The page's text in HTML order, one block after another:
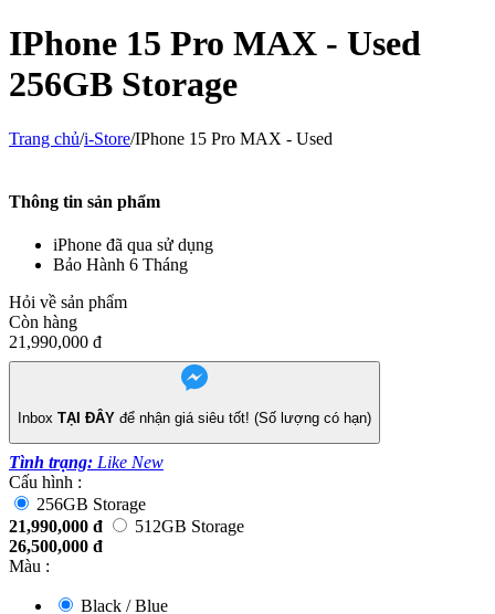
IPhone 15 Pro MAX - Used
256GB Storage
Trang chủ/i-Store/IPhone 15 Pro MAX - Used
Thông tin sản phẩm
iPhone đã qua sử dụng
Bảo Hành 6 Tháng
Hỏi về sản phẩm
Còn hàng
21,990,000 đ
Inbox TẠI ĐÂY để nhận giá siêu tốt! (Số lượng có hạn)
Tình trạng: Like New
Cấu hình :
256GB Storage
21,990,000 đ
512GB Storage
26,500,000 đ
Màu :
Black / Blue